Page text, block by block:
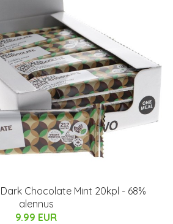
Chocolate Mint 20kpl - 68%
alennus
9.99 EUR